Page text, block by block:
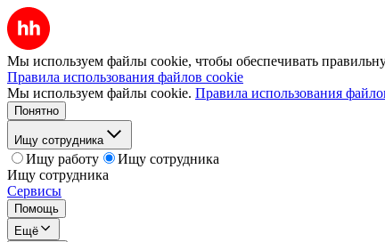
Мы используем файлы cookie, чтобы обеспечивать
Правила использования файлов cookie
Мы используем файлы cookie. Правила использования
Понятно
Ищу сотрудника
Ищу работу
Ищу сотрудника
Ищу сотрудника
Сервисы
Помощь
Ещё